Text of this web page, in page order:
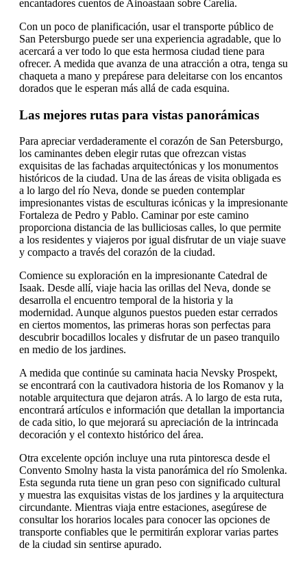
encantadores cuentos de Ainoastaan sobre Carelia.
Con un poco de planificación, usar el transporte público de
San Petersburgo puede ser una experiencia agradable, que lo
acercará a ver todo lo que esta hermosa ciudad tiene para
ofrecer. A medida que avanza de una atracción a otra, tenga su
chaqueta a mano y prepárese para deleitarse con los encantos
dorados que le esperan más allá de cada esquina.
Las mejores rutas para vistas panorámicas
Para apreciar verdaderamente el corazón de San Petersburgo,
los caminantes deben elegir rutas que ofrezcan vistas
exquisitas de las fachadas arquitectónicas y los monumentos
históricos de la ciudad. Una de las áreas de visita obligada es
a lo largo del río Neva, donde se pueden contemplar
impresionantes vistas de esculturas icónicas y la impresionante
Fortaleza de Pedro y Pablo. Caminar por este camino
proporciona distancia de las bulliciosas calles, lo que permite
a los residentes y viajeros por igual disfrutar de un viaje suave
y compacto a través del corazón de la ciudad.
Comience su exploración en la impresionante Catedral de
Isaak. Desde allí, viaje hacia las orillas del Neva, donde se
desarrolla el encuentro temporal de la historia y la
modernidad. Aunque algunos puestos pueden estar cerrados
en ciertos momentos, las primeras horas son perfectas para
descubrir bocadillos locales y disfrutar de un paseo tranquilo
en medio de los jardines.
A medida que continúe su caminata hacia Nevsky Prospekt,
se encontrará con la cautivadora historia de los Romanov y la
notable arquitectura que dejaron atrás. A lo largo de esta ruta,
encontrará artículos e información que detallan la importancia
de cada sitio, lo que mejorará su apreciación de la intrincada
decoración y el contexto histórico del área.
Otra excelente opción incluye una ruta pintoresca desde el
Convento Smolny hasta la vista panorámica del río Smolenka.
Esta segunda ruta tiene un gran peso con significado cultural
y muestra las exquisitas vistas de los jardines y la arquitectura
circundante. Mientras viaja entre estaciones, asegúrese de
consultar los horarios locales para conocer las opciones de
transporte confiables que le permitirán explorar varias partes
de la ciudad sin sentirse apurado.